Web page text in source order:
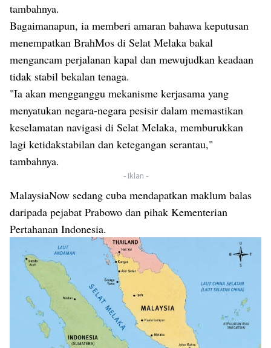
tambahnya.
Bagaimanapun, ia memberi amaran bahawa keputusan
menempatkan BrahMos di Selat Melaka bakal
mengancam perjalanan kapal dan mewujudkan keadaan
tidak stabil bekalan tenaga.
"Ia akan mengganggu mekanisme kerjasama yang
menyatukan negara-negara pesisir dalam memastikan
keselamatan navigasi di Selat Melaka, memburukkan
lagi ketidakstabilan dan ketegangan serantau,"
tambahnya.
- Iklan -
MalaysiaNow sedang cuba mendapatkan maklum balas
daripada pejabat Prabowo dan pihak Kementerian
Pertahanan Indonesia.